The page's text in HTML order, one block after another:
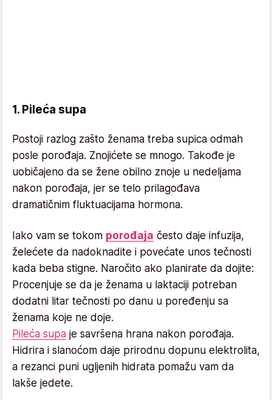
1. Pileća supa
Postoji razlog zašto ženama treba supica odmah
posle porođaja. Znojićete se mnogo. Takođe je
uobičajeno da se žene obilno znoje u nedeljama
nakon porođaja, jer se telo prilagođava
dramatičnim fluktuacijama hormona.
Iako vam se tokom porođaja često daje infuzija,
želećete da nadoknadite i povećate unos tečnosti
kada beba stigne. Naročito ako planirate da dojite:
Procenjuje se da je ženama u laktaciji potreban
dodatni litar tečnosti po danu u poređenju sa
ženama koje ne doje.
Pileća supa je savršena hrana nakon porođaja.
Hidrira i slanoćom daje prirodnu dopunu elektrolita,
a rezanci puni ugljenih hidrata pomažu vam da
lakše jedete.